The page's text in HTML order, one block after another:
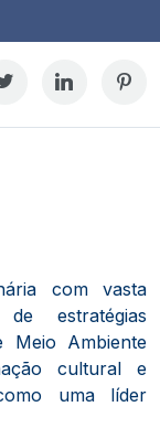
com vasta
estratégias
Meio Ambiente
cultural e
uma líder